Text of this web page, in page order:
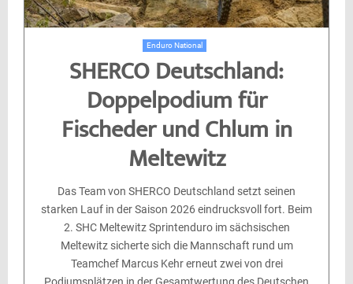
Enduro National
SHERCO Deutschland:
Doppelpodium für
Fischeder und Chlum in
Meltewitz
Das Team von SHERCO Deutschland setzt seinen
starken Lauf in der Saison 2026 eindrucksvoll fort. Beim
2. SHC Meltewitz Sprintenduro im sächsischen
Meltewitz sicherte sich die Mannschaft rund um
Teamchef Marcus Kehr erneut zwei von drei